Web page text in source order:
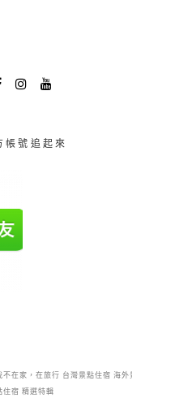
帳號追起來
不在家，在旅行 台灣景點住宿 海外景
住宿 精選特輯